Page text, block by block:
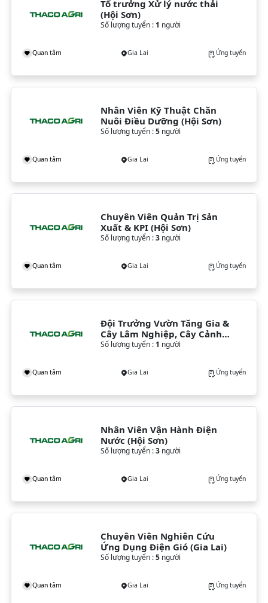
Tổ trưởng Xử lý nước thải
(Hội Sơn)
Số lượng tuyển : 1 người
Quan tâm Gia Lai Ứng tuyển
Nhân Viên Kỹ Thuật Chăn
Nuôi Điều Dưỡng (Hội Sơn)
Số lượng tuyển :5người
Quan tâm Gia Lai Ứng tuyển
Chuyên Viên Quản Trị Sản
Xuất & KPI (Hội Sơn)
Số lượng tuyển :3người
Quan tâm Gia Lai Ứng tuyển
Đội Trưởng Vườn Tăng Gia &
Cây Lâm Nghiệp, Cây Cảnh
Quan (Hội Sơn)
Số lượng tuyển : 1 người
Quan tâm Gia Lai Ứng tuyển
Nhân Viên Vận Hành Điện
Nước (Hội Sơn)
Số lượng tuyển :3người
Quan tâm Gia Lai Ứng tuyển
Chuyên Viên Nghiên Cứu
Ứng Dụng Điện Gió (Gia Lai)
Số lượng tuyển :5người
Quan tâm Gia Lai Ứng tuyển